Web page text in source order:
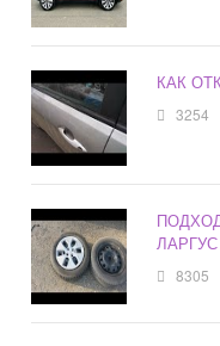
КАК
3254
ЛАРГУС
8305